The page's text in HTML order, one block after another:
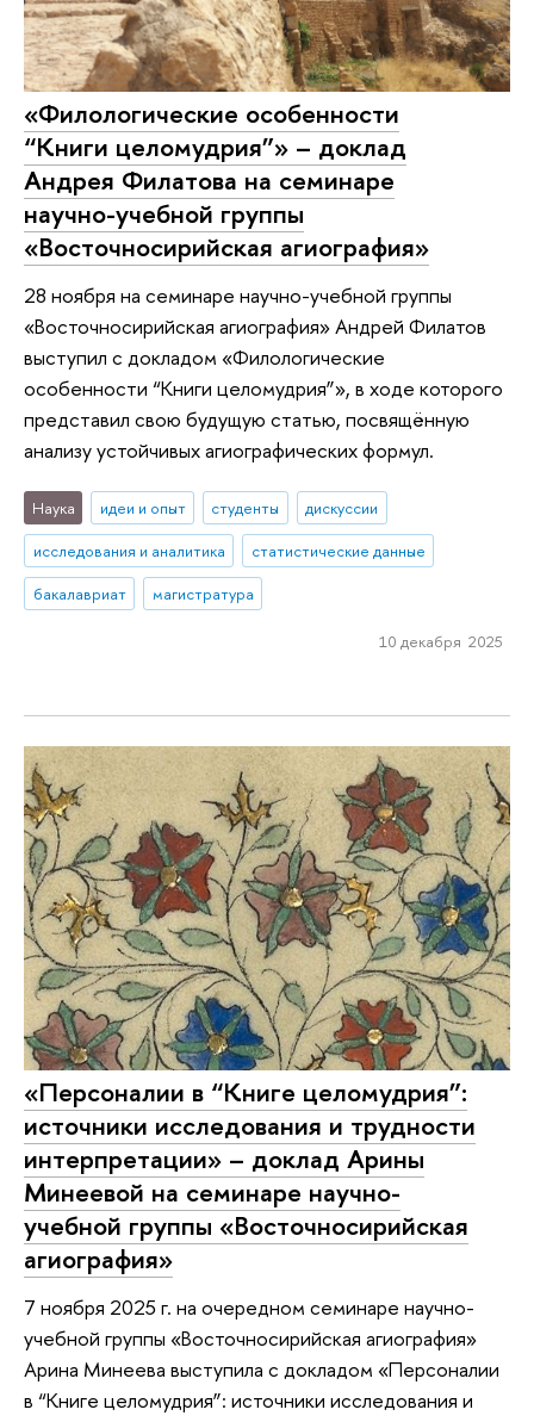
«Филологические особенности
“Книги целомудрия”» – доклад
Андрея Филатова на семинаре
научно-учебной группы
«Восточносирийская агиография»
28 ноября на семинаре научно-учебной группы
«Восточносирийская агиография» Андрей Филатов
выступил с докладом «Филологические
особенности “Книги целомудрия”», в ходе которого
представил свою будущую статью, посвящённую
анализу устойчивых агиографических формул.
Наука идеи и опыт студенты
дискуссии
исследования и аналитика
статистические данные
бакалавриат
магистратура
10 декабря 2025
«Персоналии в “Книге целомудрия”:
источники исследования и трудности
интерпретации» – доклад Арины
Минеевой на семинаре научно-
учебной группы «Восточносирийская
агиография»
7 ноября 2025 г. на очередном семинаре научно-
учебной группы «Восточносирийская агиография»
Арина Минеева выступила с докладом «Персоналии
в “Книге целомудрия”: источники исследования и